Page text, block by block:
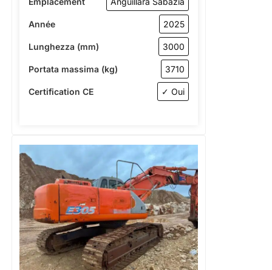
Année 2025
Lunghezza (mm) 3000
Portata massima (kg) 3710
Certification CE ✓ Oui